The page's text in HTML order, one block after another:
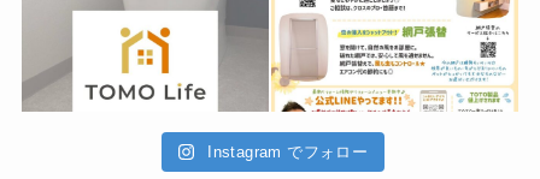
Instagram でフォロー